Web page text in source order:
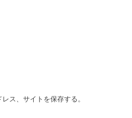
ス、サイトを保存する。